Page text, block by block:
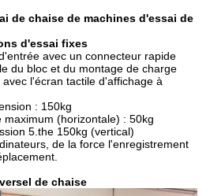
de chaise de machines d'essai de
d'essai fixes
avec un connecteur rapide
du bloc et du montage de charge
l'écran tactile d'affichage à
: 150kg
maximum (horizontale) : 50kg
5.the 150kg (vertical)
de la force l'enregistrement
de chaise